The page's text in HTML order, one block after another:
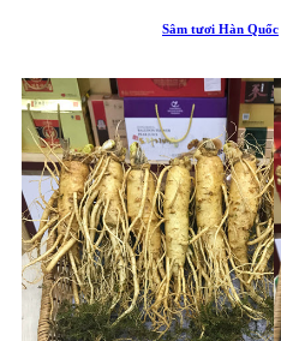
Sâm tươi Hàn Quốc